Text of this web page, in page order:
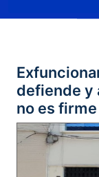
defiende y
no es firme